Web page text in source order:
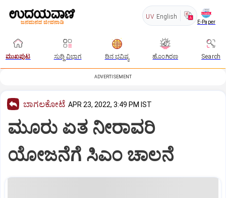
UV English
E-Paper
ಮುಖಪುಟ ಸುದ್ದಿ ವಿಭಾಗ ದಿನ ಭವಿಷ್ಯ ಹೊಂಗಿರಣ Search
ADVERTISEMENT
ಬಾಗಲಕೋಟೆ APR 23, 2022, 3:49 PM IST
ಮೂರು ಏತ ನೀರಾವರಿ
ಯೋಜನೆಗೆ ಸಿಎಂ ಚಾಲನೆ